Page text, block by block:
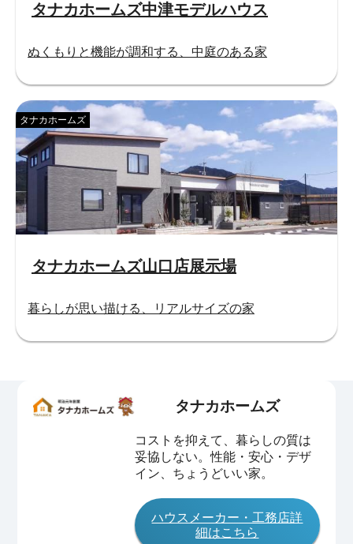
タナカホームズ中津モデルハウス
ぬくもりと機能が調和する、中庭のある家
タナカホームズ山口店展示場
タナカホームズ
暮らしが思い描ける、リアルサイズの家
タナカホームズ
コストを抑えて、暮らしの質は
妥協しない。性能・安心・デザ
イン、ちょうどいい家。
ハウスメーカー・工務店詳
細はこちら